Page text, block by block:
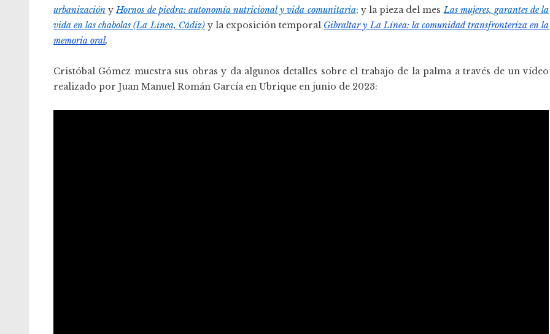
urbanización yHornos de piedra: autonomía nutricional y vida comunitaria; y la pieza del mesLas mujeres, garantes de la
vida en las chabolas (La Línea, Cádiz)y la exposición temporal Gibraltar y La Línea: la comunidad transfronteriza en la
memoria oral.
Cristóbal Gómez muestra sus obras y da algunos detalles sobre el trabajo de la palma a través de un vídeo
realizado por Juan Manuel Román Garcíaen Ubrique en junio de 2023: